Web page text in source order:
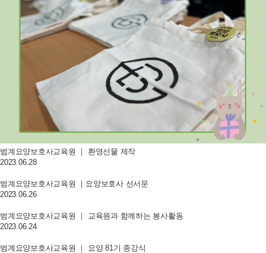
범계요양보호사교육원 ｜ 환영선물 제작
2023.06.28
범계요양보호사교육원 ｜요양보호사 선서문
2023.06.26
범계요양보호사교육원 ｜ 교육원과 함께하는 봉사활동
2023.06.24
범계요양보호사교육원 ｜ 요양 81기 종강식